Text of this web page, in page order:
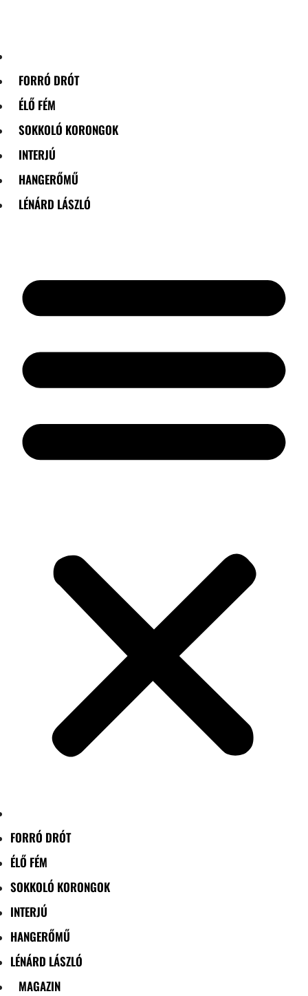
FORRÓ DRÓT
ÉLŐ FÉM
SOKKOLÓ KORONGOK
INTERJÚ
HANGERŐMŰ
LÉNÁRD LÁSZLÓ
FORRÓ DRÓT
ÉLŐ FÉM
SOKKOLÓ KORONGOK
INTERJÚ
HANGERŐMŰ
LÉNÁRD LÁSZLÓ
MAGAZIN